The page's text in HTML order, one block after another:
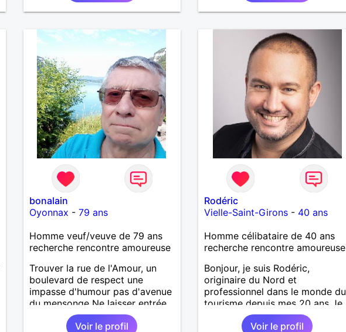
bonalain
Oyonnax - 79 ans
Homme veuf/veuve de 79 ans
recherche rencontre amoureuse
Trouver la rue de l'Amour, un
boulevard de respect une
impasse d'humour pas d'avenue
du mensonge Ne laisser entrée
dans mon jardin de mon coeur
que ceux qui ont des plantes à y
Voir le profil
Rodéric
Vielle-Saint-Girons - 40 ans
Homme célibataire de 40 ans
recherche rencontre amoureuse
Bonjour, je suis Rodéric,
originaire du Nord et
professionnel dans le monde du
tourisme depuis mes 20 ans Je
suis arrivée dans les landes en
début d'année pour un nouveau
Voir le profil